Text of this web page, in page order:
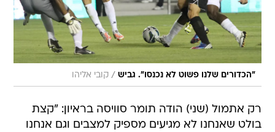
"הכדורים שלנו פשוט לא נכנסו". גביש / קובי אליהו
רק אתמול (שני) הודה תומר סוויסה בראיון: "קצת
בולט שאנחנו לא מגיעים מספיק למצבים וגם אנחנו